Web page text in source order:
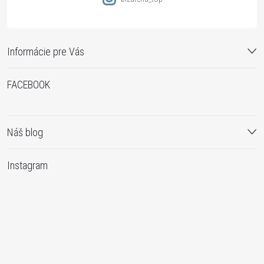
Informácie pre Vás
FACEBOOK
Náš blog
Instagram